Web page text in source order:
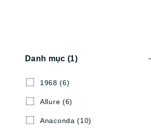
Danh mục (1)
1968 (6)
Allure (6)
Anaconda (10)